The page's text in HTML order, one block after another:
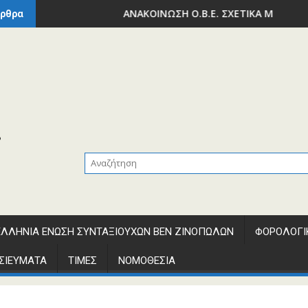
ΚΑΙ ΜΕΤΑΦΟΡΩΝ – ΥΠΟΥΡΓΕΙΟ ΕΘΝΙΚΗΣ ΟΙΚΟΝΟΜΙΑΣ
ΑΝΑΚΟΙΝΩΣΗ Ο.Β.Ε. ΣΧΕΤΙΚΑ ΜΕ ΤΗΝ
ΕΝΩΣΗ ΣΥΝΤΑΞΙΟΥΧΩΝ ΒΕΝ ΖΙΝΟΠΩΛΩΝ
ΤΙΜΕΣ ΝΟΜΟΘΕΣΙΑ